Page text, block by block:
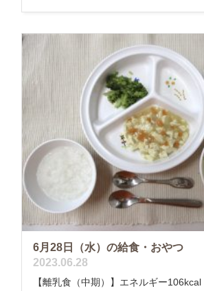
6月28日（水）の給食・おやつ
2023.06.28
【離乳食（中期）】エネルギー